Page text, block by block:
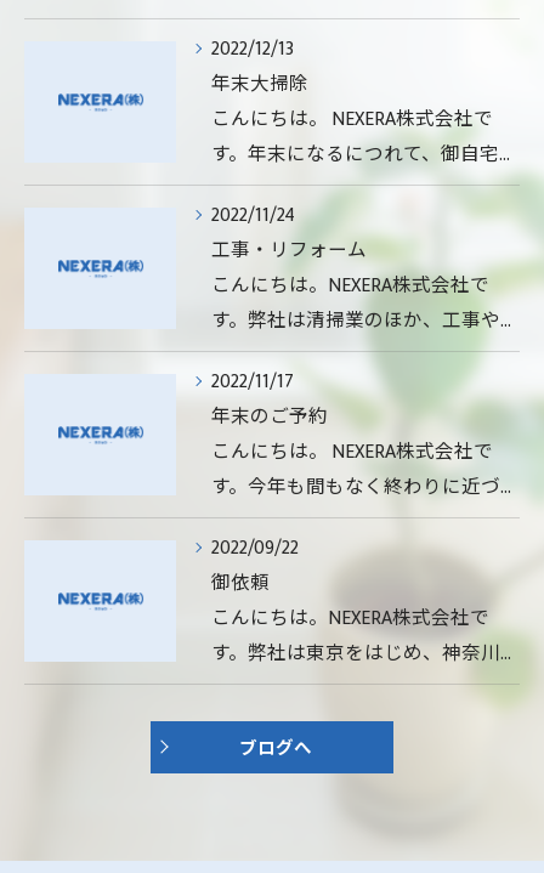
2022/12/13
年末大掃除
こんにちは。 NEXERA株式会社で
す。年末になるにつれて、御自宅…
2022/11/24
工事・リフォーム
こんにちは。NEXERA株式会社で
す。弊社は清掃業のほか、工事や…
2022/11/17
年末のご予約
こんにちは。 NEXERA株式会社で
す。今年も間もなく終わりに近づ…
2022/09/22
御依頼
こんにちは。NEXERA株式会社で
す。弊社は東京をはじめ、神奈川…
ブログへ